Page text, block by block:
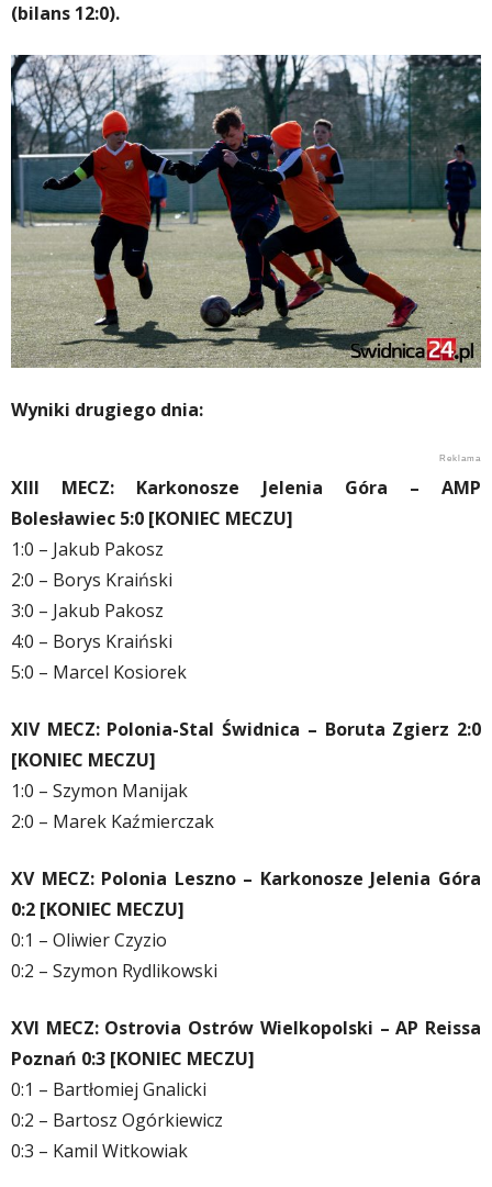
(bilans 12:0).
Wyniki drugiego dnia:
XIII MECZ: Karkonosze Jelenia Góra – AMP
Bolesławiec 5:0 [KONIEC MECZU]
1:0 – Jakub Pakosz
2:0 – Borys Kraiński
3:0 – Jakub Pakosz
4:0 – Borys Kraiński
5:0 – Marcel Kosiorek
XIV MECZ: Polonia-Stal Świdnica – Boruta Zgierz 2:0
[KONIEC MECZU]
1:0 – Szymon Manijak
2:0 – Marek Kaźmierczak
XV MECZ: Polonia Leszno – Karkonosze Jelenia Góra
0:2 [KONIEC MECZU]
0:1 – Oliwier Czyzio
0:2 – Szymon Rydlikowski
XVI MECZ: Ostrovia Ostrów Wielkopolski – AP Reissa
Poznań 0:3 [KONIEC MECZU]
0:1 – Bartłomiej Gnalicki
0:2 – Bartosz Ogórkiewicz
0:3 – Kamil Witkowiak